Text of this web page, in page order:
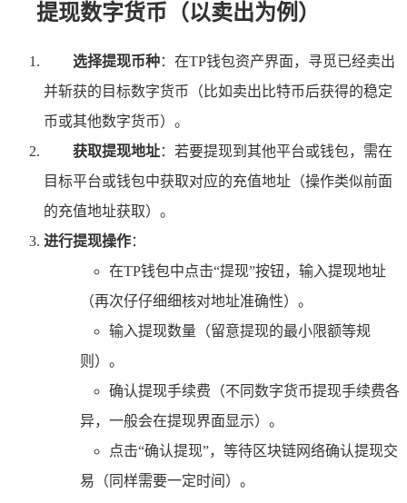
提现数字货币（以卖出为例）
选择提现币种：在TP钱包资产界面，寻觅已经卖出
并斩获的目标数字货币（比如卖出比特币后获得的稳定
币或其他数字货币）。
获取提现地址：若要提现到其他平台或钱包，需在
目标平台或钱包中获取对应的充值地址（操作类似前面
的充值地址获取）。
进行提现操作：
在TP钱包中点击“提现”按钮，输入提现地址
（再次仔仔细细核对地址准确性）。
输入提现数量（留意提现的最小限额等规
则）。
确认提现手续费（不同数字货币提现手续费各
异，一般会在提现界面显示）。
点击“确认提现”，等待区块链网络确认提现交
易（同样需要一定时间）。